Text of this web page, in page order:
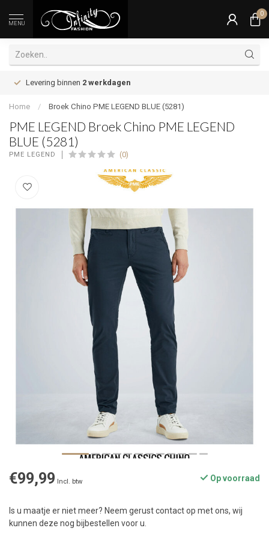
MENU
0
Levering binnen 2 werkdagen
Home / Broek Chino PME LEGEND BLUE (5281)
PME LEGEND Broek Chino PME LEGEND
BLUE (5281)
PME LEGEND (0)
€99,99 Incl. btw Op voorraad
Is u maatje er niet meer? Neem gerust contact op met ons, wij
kunnen deze nog bijbestellen voor u.